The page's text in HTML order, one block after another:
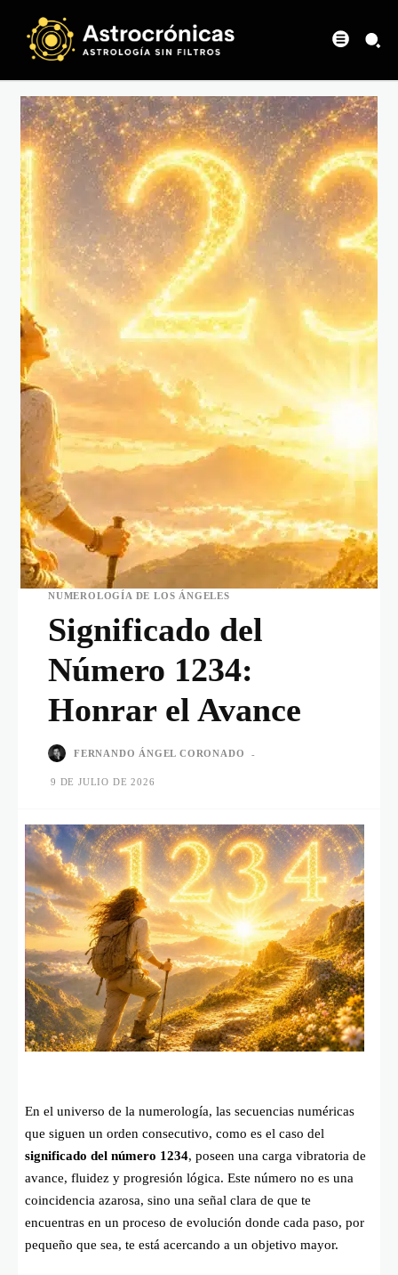
NUMEROLOGÍA DE LOS ÁNGELES
Significado del
Número 1234:
Honrar el Avance
FERNANDO ÁNGEL CORONADO -
9 DE JULIO DE 2026
En el universo de la numerología, las secuencias numéricas
que siguen un orden consecutivo, como es el caso del
significado del número 1234, poseen una carga vibratoria de
avance, fluidez y progresión lógica. Este número no es una
coincidencia azarosa, sino una señal clara de que te
encuentras en un proceso de evolución donde cada paso, por
pequeño que sea, te está acercando a un objetivo mayor.